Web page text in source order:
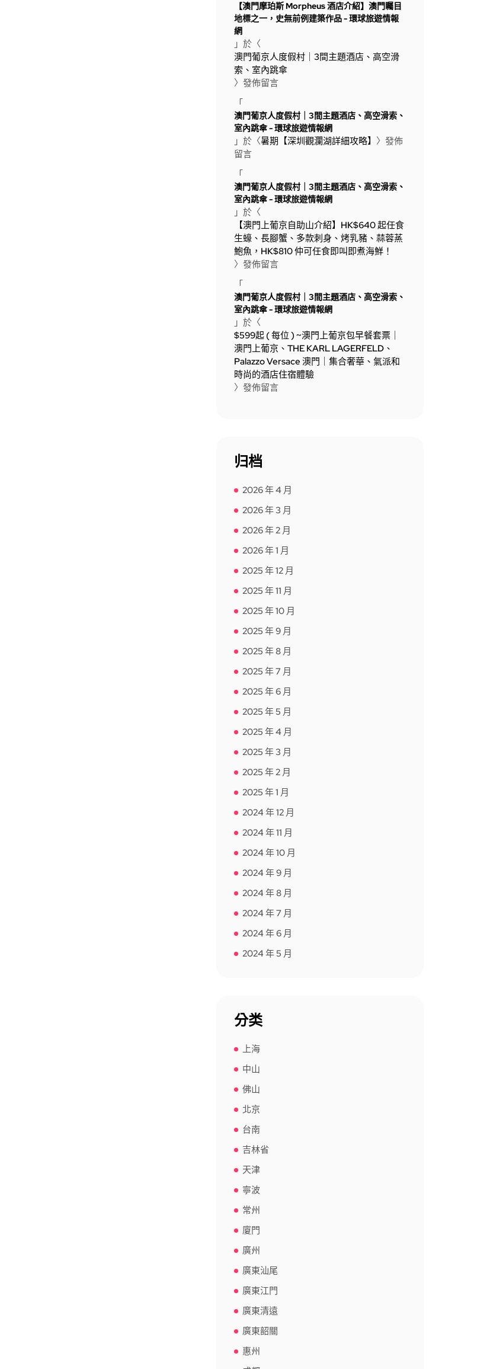
【澳門摩珀斯 Morpheus 酒店介紹】澳門矚目
地標之一，史無前例建築作品 - 環球旅遊情報
網
」於〈
澳門葡京人度假村｜3間主題酒店、高空滑
索、室內跳傘
〉發佈留言
「
澳門葡京人度假村｜3間主題酒店、高空滑索、
室內跳傘 - 環球旅遊情報網
」於〈暑期【深圳觀瀾湖詳細攻略】 〉發佈
留言
「
澳門葡京人度假村｜3間主題酒店、高空滑索、
室內跳傘 - 環球旅遊情報網
」於〈
【澳門上葡京自助山介紹】HK$640 起任食
生蠔、長腳蟹、多款刺身、烤乳豬、蒜蓉蒸
鮑魚，HK$810 仲可任食即叫即煮海鮮！
〉發佈留言
「
澳門葡京人度假村｜3間主題酒店、高空滑索、
室內跳傘 - 環球旅遊情報網
」於〈
$599起 ( 每位 ) ~澳門上葡京包早餐套票｜
澳門上葡京、THE KARL LAGERFELD、
Palazzo Versace 澳門｜集合奢華、氣派和
時尚的酒店住宿體驗
〉發佈留言
归档
2026 年 4 月
2026 年 3 月
2026 年 2 月
2026 年 1 月
2025 年 12 月
2025 年 11 月
2025 年 10 月
2025 年 9 月
2025 年 8 月
2025 年 7 月
2025 年 6 月
2025 年 5 月
2025 年 4 月
2025 年 3 月
2025 年 2 月
2025 年 1 月
2024 年 12 月
2024 年 11 月
2024 年 10 月
2024 年 9 月
2024 年 8 月
2024 年 7 月
2024 年 6 月
2024 年 5 月
分类
上海
中山
佛山
北京
台南
吉林省
天津
寧波
常州
廈門
廣州
廣東汕尾
廣東江門
廣東清遠
廣東韶關
惠州